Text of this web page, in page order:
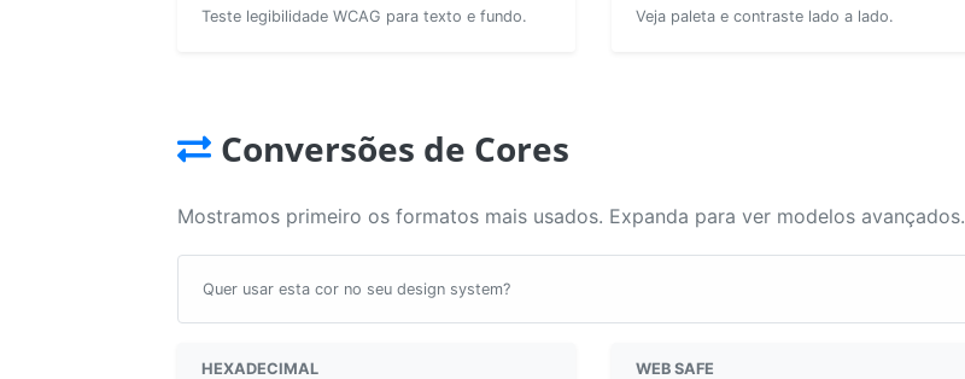
Teste legibilidade WCAG para texto e fundo. Veja paleta e contraste lado a lado.
Conversões de Cores
Mostramos primeiro os formatos mais usados. Expanda para ver modelos avançados.
Quer usar esta cor no seu design system?
HEXADECIMAL WEB SAFE